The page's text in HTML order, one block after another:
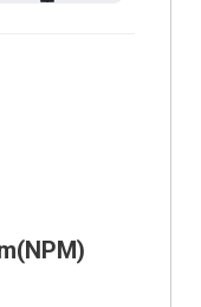
環境中執行
習與傳統技
通能力。